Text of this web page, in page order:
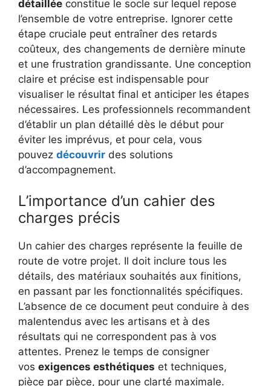
détaillée constitue le socle sur lequel repose
l’ensemble de votre entreprise. Ignorer cette
étape cruciale peut entraîner des retards
coûteux, des changements de dernière minute
et une frustration grandissante. Une conception
claire et précise est indispensable pour
visualiser le résultat final et anticiper les étapes
nécessaires. Les professionnels recommandent
d’établir un plan détaillé dès le début pour
éviter les imprévus, et pour cela, vous
pouvez découvrir des solutions
d’accompagnement.
L’importance d’un cahier des
charges précis
Un cahier des charges représente la feuille de
route de votre projet. Il doit inclure tous les
détails, des matériaux souhaités aux finitions,
en passant par les fonctionnalités spécifiques.
L’absence de ce document peut conduire à des
malentendus avec les artisans et à des
résultats qui ne correspondent pas à vos
attentes. Prenez le temps de consigner
vos exigences esthétiques et techniques,
pièce par pièce, pour une clarté maximale.